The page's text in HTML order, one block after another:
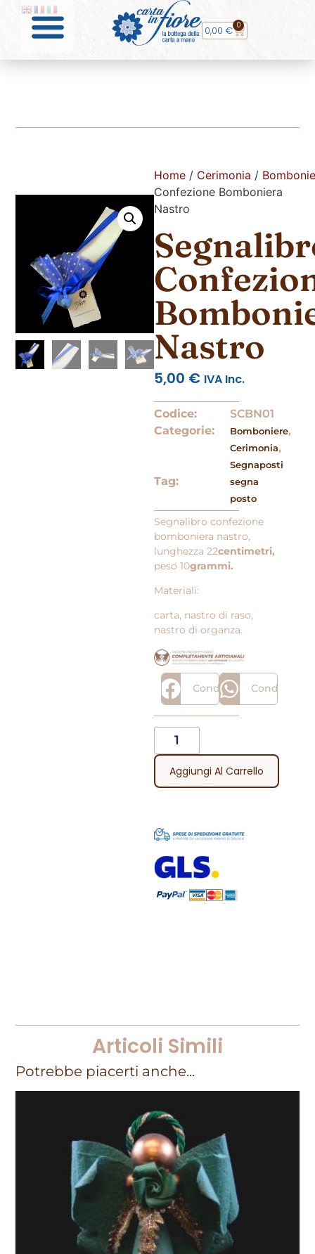
0,00 € 0
Home/ Cerimonia /
Confezione Bomboniera
Nastro
Nastro
5,00 € IVA Inc.
Codice:
SCBN01
Categorie:
Bomboniere,
Cerimonia,
Segnaposti
Tag:
segna
posto
Segnalibro confezione
bomboniera nastro,
lunghezza 22centimetri,
peso 10grammi.
Materiali:
carta, nastro di raso,
nastro di organza.
Condividi Condividi
Aggiungi Al Carrello
Articoli Simili
Potrebbe piacerti anche...